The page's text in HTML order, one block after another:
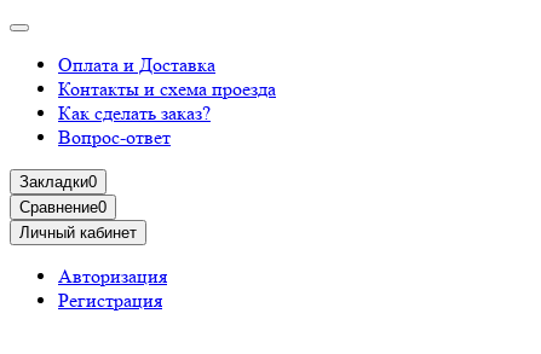
Оплата и Доставка
Контакты и схема проезда
Как сделать заказ?
Вопрос-ответ
Закладки0
Сравнение0
Личный кабинет
Авторизация
Регистрация